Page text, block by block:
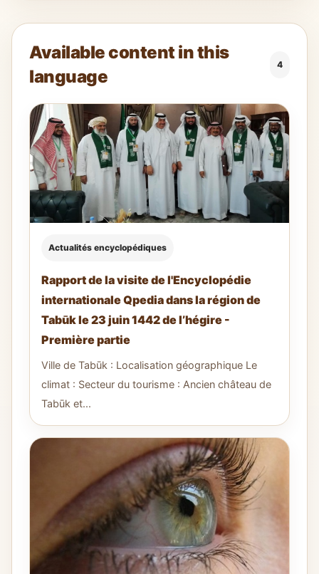
Available content in this
language
4
Actualités encyclopédiques
Rapport de la visite de l'Encyclopédie
internationale Qpedia dans la région de
Tabūk le 23 juin 1442 de l’hégire -
Première partie
Ville de Tabūk : Localisation géographique Le
climat : Secteur du tourisme : Ancien château de
Tabūk et...